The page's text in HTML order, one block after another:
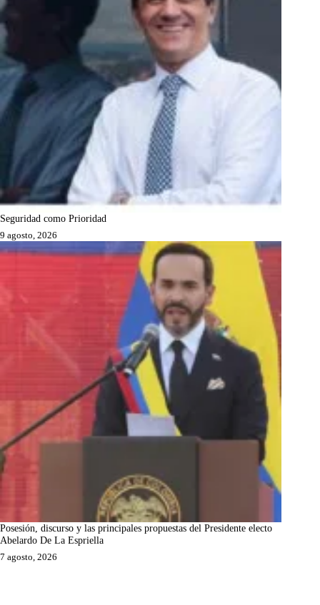
Seguridad como Prioridad
9 agosto, 2026
Posesión, discurso y las principales propuestas del Presidente electo
Abelardo De La Espriella
7 agosto, 2026